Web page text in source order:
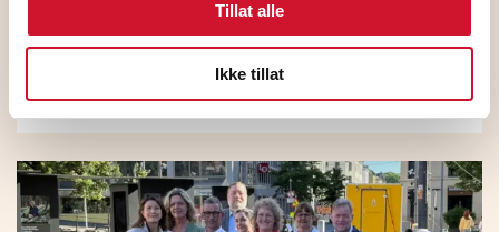
Tillat alle
Ikke tillat
HK Norge og NHO ble enige
1. juli 2026